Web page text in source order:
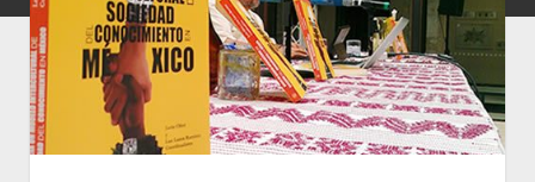
Concepto
Entrevistas
Destacados
Biografías